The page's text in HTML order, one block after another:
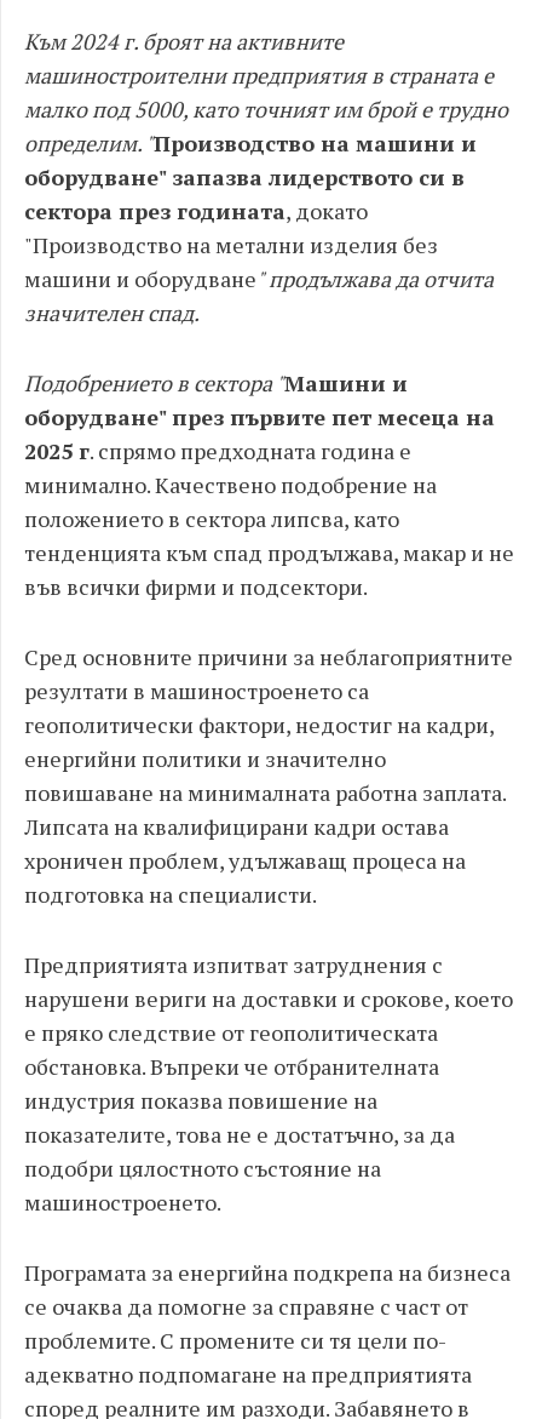
Към 2024 г. броят на активните
машиностроителни предприятия в страната е
малко под 5000, като точният им брой е трудно
определим. "Производство на машини и
оборудване" запазва лидерството си в
сектора през годината, докато
"Производство на метални изделия без
машини и оборудване " продължава да отчита
значителен спад.
Подобрението в сектора "Машини и
оборудване" през първите пет месеца на
2025 г. спрямо предходната година е
минимално. Качествено подобрение на
положението в сектора липсва, като
тенденцията към спад продължава, макар и не
във всички фирми и подсектори.
Сред основните причини за неблагоприятните
резултати в машиностроенето са
геополитически фактори, недостиг на кадри,
енергийни политики и значително
повишаване на минималната работна заплата.
Липсата на квалифицирани кадри остава
хроничен проблем, удължаващ процеса на
подготовка на специалисти.
Предприятията изпитват затруднения с
нарушени вериги на доставки и срокове, което
е пряко следствие от геополитическата
обстановка. Въпреки че отбранителната
индустрия показва повишение на
показателите, това не е достатъчно, за да
подобри цялостното състояние на
машиностроенето.
Програмата за енергийна подкрепа на бизнеса
се очаква да помогне за справяне с част от
проблемите. С промените си тя цели по-
адекватно подпомагане на предприятията
според реалните им разходи. Забавянето в